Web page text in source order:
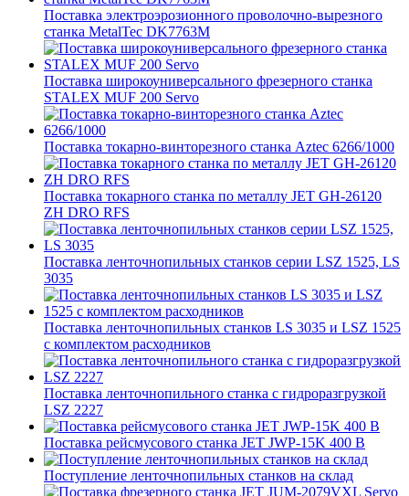
Поставка электроэрозионного проволочно-вырезного
станка MetalTec DK7763M
Поставка широкоуниверсального фрезерного станка
STALEX MUF 200 Servo
Поставка токарно-винторезного станка Aztec 6266/1000
Поставка токарного станка по металлу JET GH-26120
ZH DRO RFS
Поставка ленточнопильных станков серии LSZ 1525, LS
3035
Поставка ленточнопильных станков LS 3035 и LSZ 1525
с комплектом расходников
Поставка ленточнопильного станка c гидроразгрузкой
LSZ 2227
Поставка рейсмусового станка JET JWP-15K 400 В
Поступление ленточнопильных станков на склад